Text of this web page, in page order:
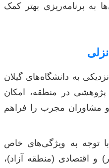
به برنامه‌ریزی بهتر کمک
نزدیکی به دانشگاه‌های گیلان
در منطقه، امکان
و مشاوران مجرب را فراهم
با توجه به ویژگی‌های خاص
و اقتصادی (منطقه آزاد)،